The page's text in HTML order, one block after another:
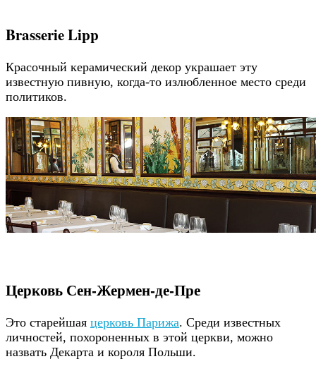
Brasserie Lipp
Красочный керамический декор украшает эту
известную пивную, когда-то излюбленное место среди
политиков.
Церковь Сен-Жермен-де-Пре
Это старейшая церковь Парижа. Среди известных
личностей, похороненных в этой церкви, можно
назвать Декарта и короля Польши.